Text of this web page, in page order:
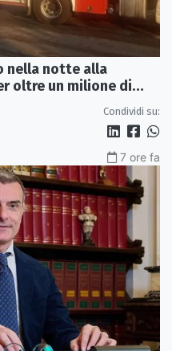
nella notte alla
oltre un milione di
Condividi su:
7 ore fa